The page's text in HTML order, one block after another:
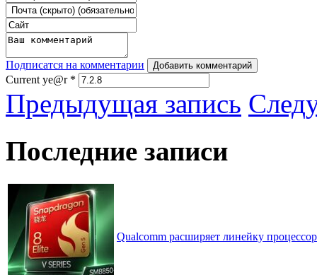
Подписатся на комментарии Добавить комментарий
Current ye@r *
Предыдущая запись
Последние записи
Qualcomm расширяет линейку